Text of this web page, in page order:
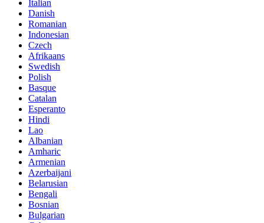
Italian
Danish
Romanian
Indonesian
Czech
Afrikaans
Swedish
Polish
Basque
Catalan
Esperanto
Hindi
Lao
Albanian
Amharic
Armenian
Azerbaijani
Belarusian
Bengali
Bosnian
Bulgarian